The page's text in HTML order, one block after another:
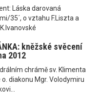
Láska darovaná
35´, o vztahu F.Liszta a
kněžské svěcení
2012
chrámě sv. Klimenta
o. diakonu Mgr. Volodymiru